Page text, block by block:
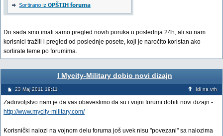
Do sada smo imali samo pregled novih poruka u poslednja 24h, ali su nam
korisnici tražili i pregled od poslednje posete, koji je naročito koristan ako
sortirate teme po forumima.
I Mycity-Military dobio novi dizajn
23 Maj 2011 19:11 Idi na vrh
Zadovoljstvo nam je da vas obavestimo da su i vojni forumi dobili novi dizajn -
http://www.mycity-military.com/
Korisnički nalozi na vojnom delu foruma još uvek nisu "povezani" sa nalozima